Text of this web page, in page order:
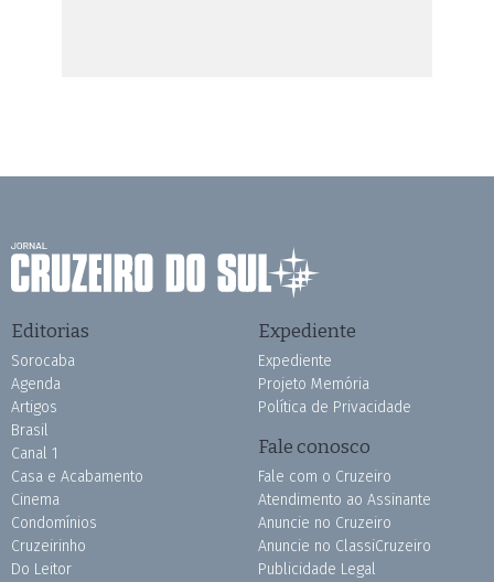
Editorias
Sorocaba
Agenda
Artigos
Brasil
Canal 1
Casa e Acabamento
Cinema
Condomínios
Cruzeirinho
Do Leitor
Expediente
Expediente
Projeto Memória
Política de Privacidade
Fale conosco
Fale com o Cruzeiro
Atendimento ao Assinante
Anuncie no Cruzeiro
Anuncie no ClassiCruzeiro
Publicidade Legal